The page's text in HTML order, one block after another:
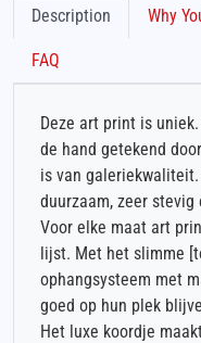
Description Why
FAQ
Deze art print is
de hand getekend
is van
duurzaam, zeer stevig
Voor elke maat art
lijst. Met het slimme
ophangsysteem met
goed op hun plek
Het luxe koordje